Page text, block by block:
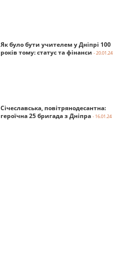
Як було бути учителем у Дніпрі 100
років тому: статус та фінанси - 20.01.24
Січеславська, повітрянодесантна:
героїчна 25 бригада з Дніпра - 16.01.24